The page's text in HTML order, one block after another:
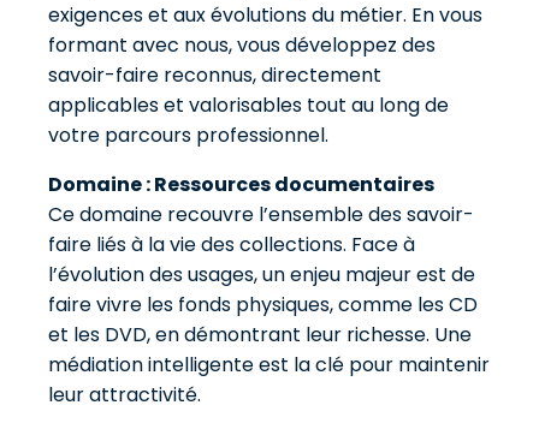
exigences et aux évolutions du métier. En vous
formant avec nous, vous développez des
savoir-faire reconnus, directement
applicables et valorisables tout au long de
votre parcours professionnel.
Domaine : Ressources documentaires
Ce domaine recouvre l’ensemble des savoir-
faire liés à la vie des collections. Face à
l’évolution des usages, un enjeu majeur est de
faire vivre les fonds physiques, comme les CD
et les DVD, en démontrant leur richesse. Une
médiation intelligente est la clé pour maintenir
leur attractivité.